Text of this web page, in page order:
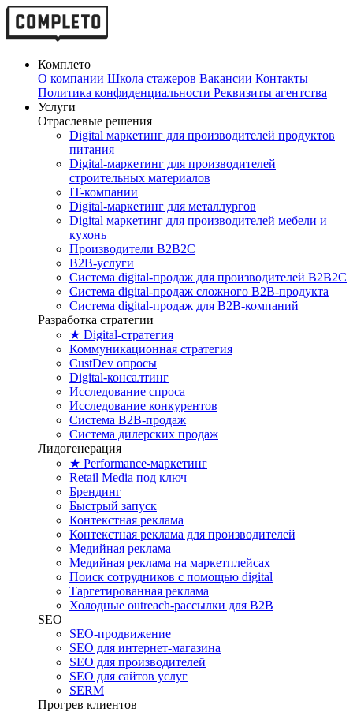
Комплето
О компании Школа стажеров Вакансии Контакты
Политика конфиденциальности Реквизиты агентства
Услуги
Отраслевые решения
Digital маркетинг для производителей продуктов
питания
Digital-маркетинг для производителей
строительных материалов
IT-компании
Digital-маркетинг для металлургов
Digital маркетинг для производителей мебели и
кухонь
Производители B2B2C
B2B-услуги
Cистема digital-продаж для производителей B2B2C
Система digital-продаж сложного B2B-продукта
Система digital-продаж для B2B-компаний
Разработка стратегии
★ Digital-стратегия
Коммуникационная стратегия
CustDev опросы
Digital-консалтинг
Исследование спроса
Исследование конкурентов
Система B2B-продаж
Система дилерских продаж
Лидогенерация
★ Performance-маркетинг
Retail Media под ключ
Брендинг
Быстрый запуск
Контекстная реклама
Контекстная реклама для производителей
Медийная реклама
Медийная реклама на маркетплейсах
Поиск сотрудников с помощью digital
Таргетированная реклама
Холодные outreach-рассылки для B2B
SEO
SEO-продвижение
SEO для интернет-магазина
SEO для производителей
SEO для сайтов услуг
SERM
Прогрев клиентов